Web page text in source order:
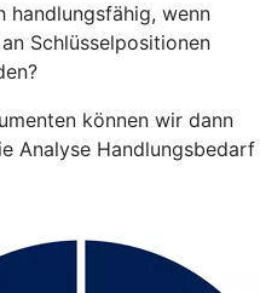
handlungsfähig, wenn
Schlüsselpositionen
können wir dann
Analyse Handlungsbedarf